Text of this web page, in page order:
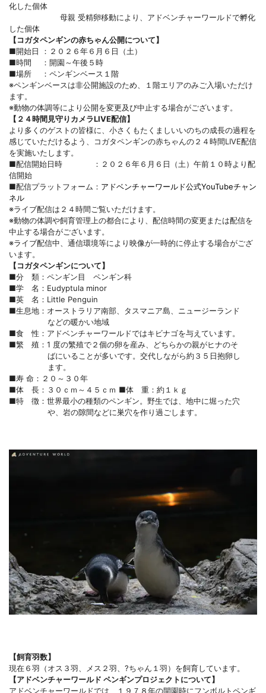
化した個体
母親 受精卵移動により、アドベンチャーワールドで孵化
した個体
【コガタペンギンの赤ちゃん公開について】
■開始日 ：２０２６年６月６日（土）
■時間 ：開園～午後５時
■場所 ：ペンギンベース１階
※ペンギンベースは非公開施設のため、１階エリアのみご入場いただけ
ます。
※動物の体調等により公開を変更及び中止する場合がございます。
【２４時間見守りカメラLIVE配信】
より多くのゲストの皆様に、小さくもたくましいいのちの成長の過程を
感じていただけるよう、コガタペンギンの赤ちゃんの２４時間LIVE配信
を実施いたします。
■配信開始日時 ：２０２６年６月６日（土）午前１０時より配
信開始
■配信プラットフォーム： アドベンチャーワールド公式YouTubeチャン
ネル
※ライブ配信は２４時間ご覧いただけます。
※動物の体調や飼育管理上の都合により、配信時間の変更または配信を
中止する場合がございます。
※ライブ配信中、通信環境等により映像が一時的に停止する場合がござ
います。
【コガタペンギンについて】
■分 類：ペンギン目 ペンギン科
■学 名：Eudyptula minor
■英 名：Little Penguin
■生息地：オーストラリア南部、タスマニア島、ニュージーランド
などの暖かい地域
■食 性：アドベンチャーワールドではキビナゴを与えています。
■繁 殖：1 度の繁殖で２個の卵を産み、どちらかの親がヒナのそ
ばにいることが多いです。交代しながら約３５日抱卵し
ます。
■寿 命：２０～３０年
■体 長：３０ｃｍ～４５ｃｍ ■体 重：約１ｋｇ
■特 徴：世界最小の種類のペンギン。野生では、地中に堀った穴
や、岩の隙間などに巣穴を作り過ごします。
【飼育羽数】
現在６羽（オス３羽、メス２羽、?ちゃん１羽）を飼育しています。
【アドベンチャーワールド ペンギンプロジェクトについて】
アドベンチャーワールドでは、１９７８年の開園時にフンボルトペンギ